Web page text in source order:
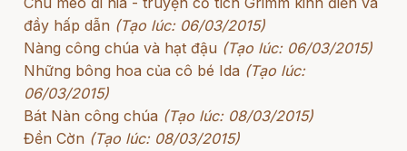
đầy hấp dẫn (Tạo lúc: 06/03/2015)
Nàng công chúa và hạt đậu (Tạo lúc: 06/03/2015)
Những bông hoa của cô bé Ida (Tạo lúc:
06/03/2015)
Bát Nàn công chúa (Tạo lúc: 08/03/2015)
Đền Cờn (Tạo lúc: 08/03/2015)